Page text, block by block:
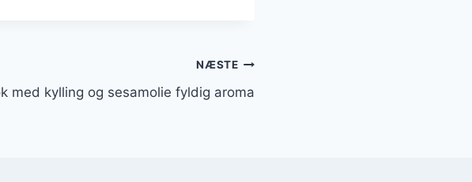
NÆSTE
med kylling og sesamolie fyldig aroma